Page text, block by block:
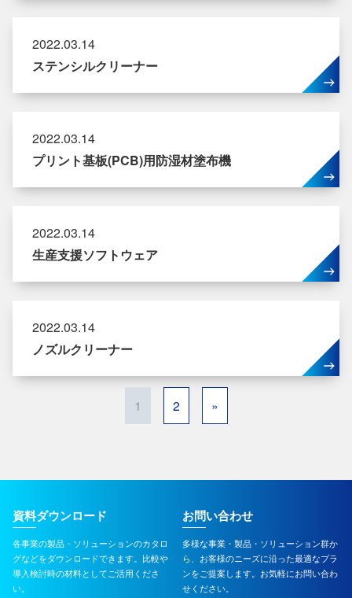
2022.03.14
ステンシルクリーナー
2022.03.14
プリント基板(PCB)用防湿材塗布機
2022.03.14
生産支援ソフトウェア
2022.03.14
ノズルクリーナー
1 2 »
資料ダウンロード
各事業の製品・ソリューションのカタロ
グなどをダウンロードできます。比較や
導入検討時の材料としてご活用くださ
い。
お問い合わせ
多様な事業・製品・ソリューション群か
ら、お客様のニーズに沿った最適なプラ
ンをご提案します。お気軽にお問い合わ
せください。